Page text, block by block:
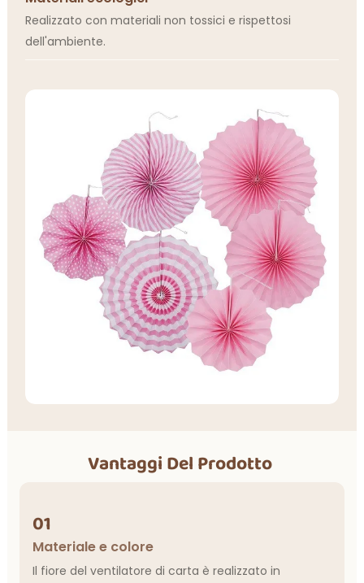
Realizzato con materiali non tossici e rispettosi
dell'ambiente.
Vantaggi Del Prodotto
01
Materiale e colore
Il fiore del ventilatore di carta è realizzato in